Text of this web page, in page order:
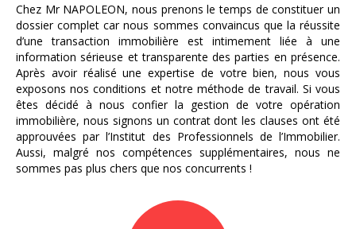
Chez Mr NAPOLEON, nous prenons le temps de constituer un
dossier complet car nous sommes convaincus que la réussite
d’une transaction immobilière est intimement liée à une
information sérieuse et transparente des parties en présence.
Après avoir réalisé une expertise de votre bien, nous vous
exposons nos conditions et notre méthode de travail. Si vous
êtes décidé à nous confier la gestion de votre opération
immobilière, nous signons un contrat dont les clauses ont été
approuvées par l’Institut des Professionnels de l’Immobilier.
Aussi, malgré nos compétences supplémentaires, nous ne
sommes pas plus chers que nos concurrents !